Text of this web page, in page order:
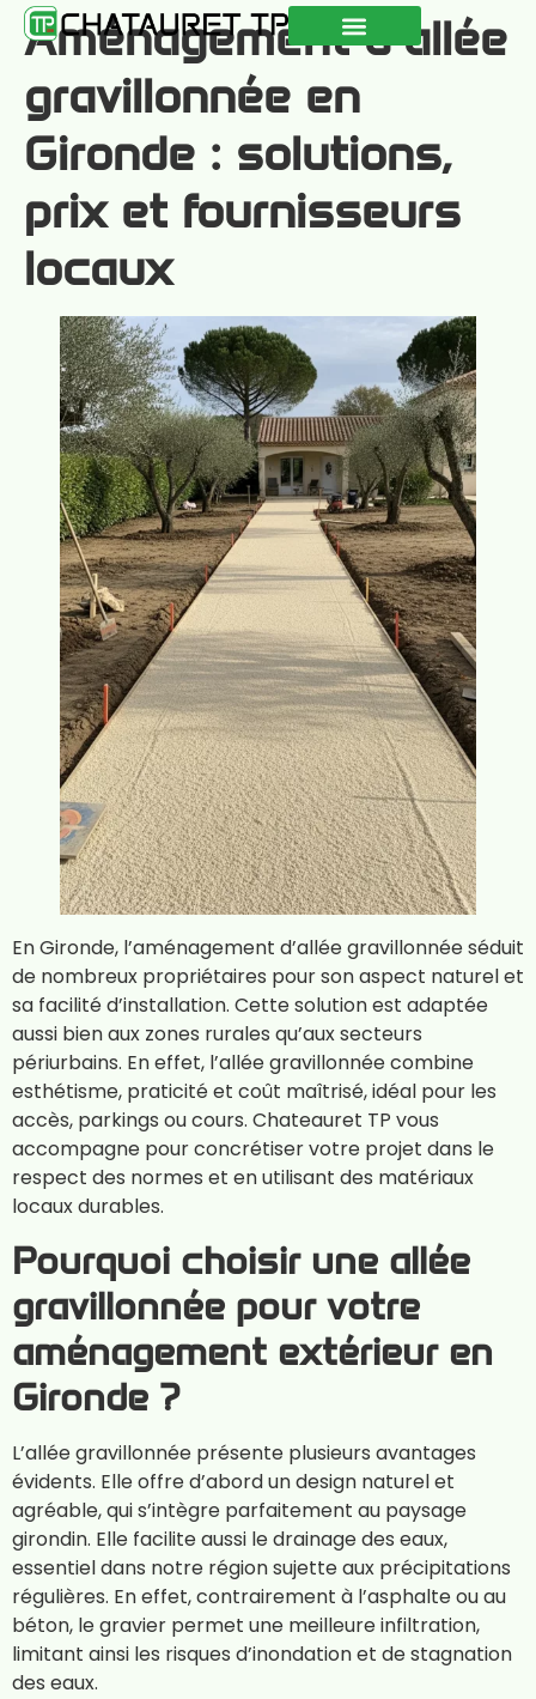
Aménagement d’allée
gravillonnée en
Gironde : solutions,
prix et fournisseurs
locaux
En Gironde, l’aménagement d’allée gravillonnée séduit
de nombreux propriétaires pour son aspect naturel et
sa facilité d’installation. Cette solution est adaptée
aussi bien aux zones rurales qu’aux secteurs
périurbains. En effet, l’allée gravillonnée combine
esthétisme, praticité et coût maîtrisé, idéal pour les
accès, parkings ou cours. Chateauret TP vous
accompagne pour concrétiser votre projet dans le
respect des normes et en utilisant des matériaux
locaux durables.
Pourquoi choisir une allée
gravillonnée pour votre
aménagement extérieur en
Gironde ?
L’allée gravillonnée présente plusieurs avantages
évidents. Elle offre d’abord un design naturel et
agréable, qui s’intègre parfaitement au paysage
girondin. Elle facilite aussi le drainage des eaux,
essentiel dans notre région sujette aux précipitations
régulières. En effet, contrairement à l’asphalte ou au
béton, le gravier permet une meilleure infiltration,
limitant ainsi les risques d’inondation et de stagnation
des eaux.